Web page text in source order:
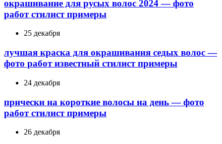
окрашивание для русых волос 2024 — фото
работ стилист примеры
25 декабря
лучшая краска для окрашивания седых волос —
фото работ известный стилист примеры
24 декабря
прически на короткие волосы на день — фото
работ стилист примеры
26 декабря